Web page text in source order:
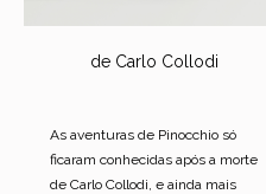
de Carlo Collodi
As aventuras de Pinocchio só
ficaram conhecidas após a morte
de Carlo Collodi, e ainda mais